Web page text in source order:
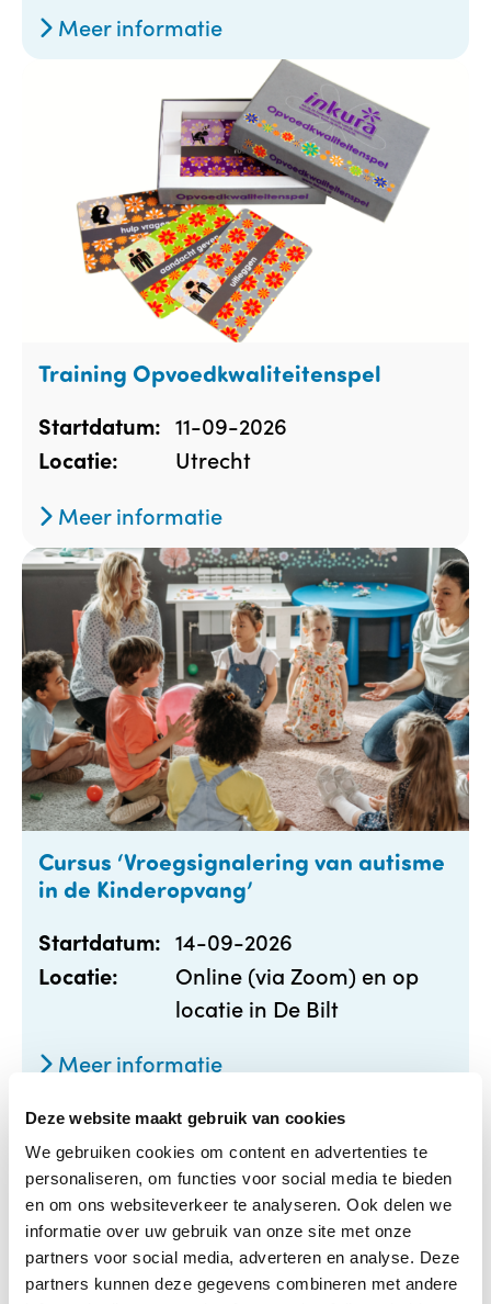
Deze website maakt gebruik van cookies
We gebruiken cookies om content en advertenties te
personaliseren, om functies voor social media te bieden
en om ons websiteverkeer te analyseren. Ook delen we
informatie over uw gebruik van onze site met onze
partners voor social media, adverteren en analyse. Deze
partners kunnen deze gegevens combineren met andere
Meer informatie
Training Opvoedkwaliteitenspel
Startdatum: 11-09-2026
Locatie:
Utrecht
Meer informatie
Cursus ‘Vroegsignalering van autisme
in de Kinderopvang’
Startdatum: 14-09-2026
Locatie:
Online (via Zoom) en op
locatie in De Bilt
Meer informatie